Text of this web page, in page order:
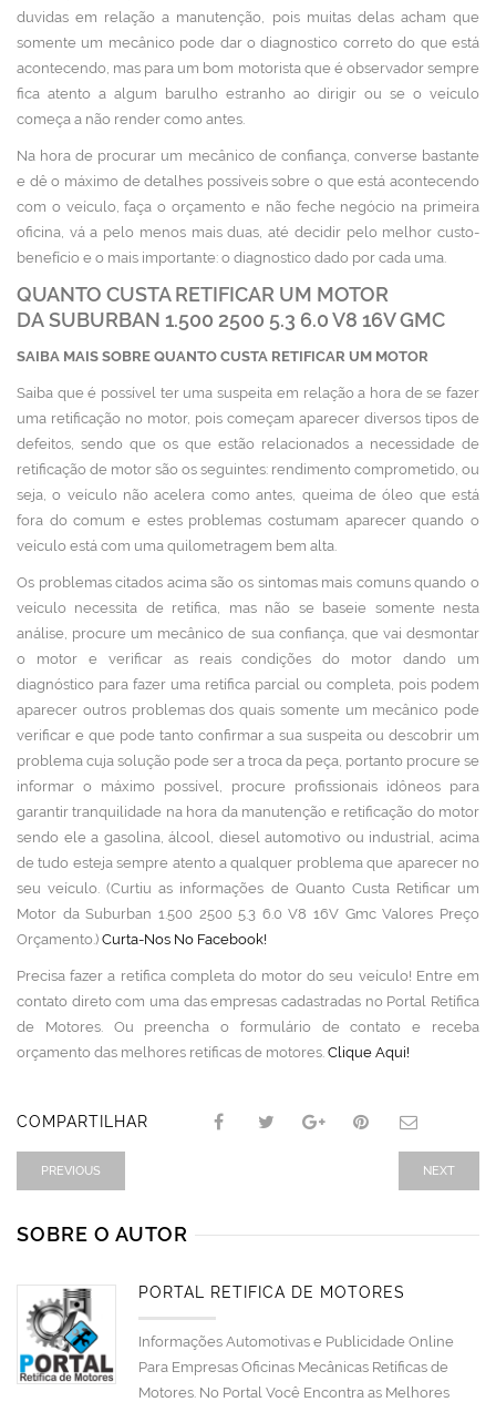
duvidas em relação a manutenção, pois muitas delas acham que
somente um mecânico pode dar o diagnostico correto do que está
acontecendo, mas para um bom motorista que é observador sempre
fica atento a algum barulho estranho ao dirigir ou se o veículo
começa a não render como antes.
Na hora de procurar um mecânico de confiança, converse bastante
e dê o máximo de detalhes possíveis sobre o que está acontecendo
com o veículo, faça o orçamento e não feche negócio na primeira
oficina, vá a pelo menos mais duas, até decidir pelo melhor custo-
benefício e o mais importante: o diagnostico dado por cada uma.
QUANTO CUSTA RETIFICAR UM MOTOR
DA SUBURBAN 1.500 2500 5.3 6.0 V8 16V GMC
SAIBA MAIS SOBRE QUANTO CUSTA RETIFICAR UM MOTOR
Saiba que é possível ter uma suspeita em relação a hora de se fazer
uma retificação no motor, pois começam aparecer diversos tipos de
defeitos, sendo que os que estão relacionados a necessidade de
retificação de motor são os seguintes: rendimento comprometido, ou
seja, o veículo não acelera como antes, queima de óleo que está
fora do comum e estes problemas costumam aparecer quando o
veículo está com uma quilometragem bem alta.
Os problemas citados acima são os sintomas mais comuns quando o
veículo necessita de retífica, mas não se baseie somente nesta
análise, procure um mecânico de sua confiança, que vai desmontar
o motor e verificar as reais condições do motor dando um
diagnóstico para fazer uma retífica parcial ou completa, pois podem
aparecer outros problemas dos quais somente um mecânico pode
verificar e que pode tanto confirmar a sua suspeita ou descobrir um
problema cuja solução pode ser a troca da peça, portanto procure se
informar o máximo possível, procure profissionais idôneos para
garantir tranquilidade na hora da manutenção e retificação do motor
sendo ele a gasolina, álcool, diesel automotivo ou industrial, acima
de tudo esteja sempre atento a qualquer problema que aparecer no
seu veículo. (Curtiu as informações de Quanto Custa Retificar um
Motor da Suburban 1.500 2500 5.3 6.0 V8 16V Gmc Valores Preço
Orçamento.) Curta-Nos No Facebook!
Precisa fazer a retífica completa do motor do seu veículo! Entre em
contato direto com uma das empresas cadastradas no Portal Retífica
de Motores. Ou preencha o formulário de contato e receba
orçamento das melhores retíficas de motores. Clique Aqui!
COMPARTILHAR
PREVIOUS NEXT
SOBRE O AUTOR
PORTAL RETÍFICA DE MOTORES
Informações Automotivas e Publicidade Online
Para Empresas Oficinas Mecânicas Retíficas de
Motores. No Portal Você Encontra as Melhores